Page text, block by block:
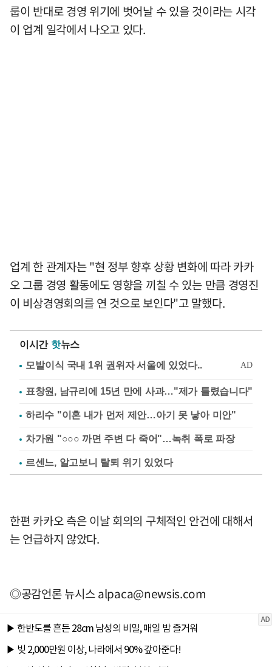
룹이 반대로 경영 위기에 벗어날 수 있을 것이라는 시각
이 업계 일각에서 나오고 있다.
업계 한 관계자는 "현 정부 향후 상황 변화에 따라 카카
오 그룹 경영 활동에도 영향을 끼칠 수 있는 만큼 경영진
이 비상경영회의를 연 것으로 보인다"고 말했다.
이시간 핫뉴스
표창원, 남규리에 15년 만에 사과…"제가 틀렸습니다"
하리수 "이혼 내가 먼저 제안…아기 못 낳아 미안"
차가원 "○○○ 까면 주변 다 죽어"…녹취 폭로 파장
르센느, 알고보니 탈퇴 위기 있었다
한편 카카오 측은 이날 회의의 구체적인 안건에 대해서
는 언급하지 않았다.
◎공감언론 뉴시스alpaca@newsis.com